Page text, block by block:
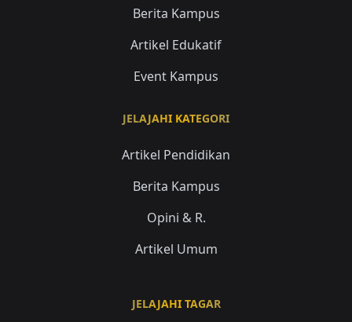
Berita Kampus
Artikel Edukatif
Event Kampus
JELAJAHI KATEGORI
Artikel Pendidikan
Berita Kampus
Opini & R.
Artikel Umum
JELAJAHI TAGAR